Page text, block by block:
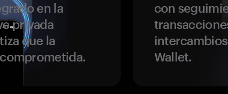
en la
privada
que la
con
Wallet.